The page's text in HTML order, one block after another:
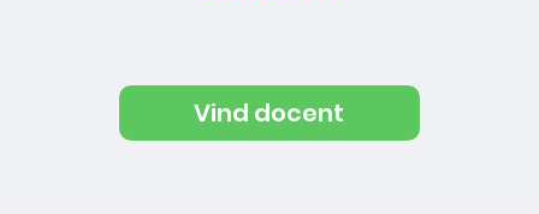
Vind docent